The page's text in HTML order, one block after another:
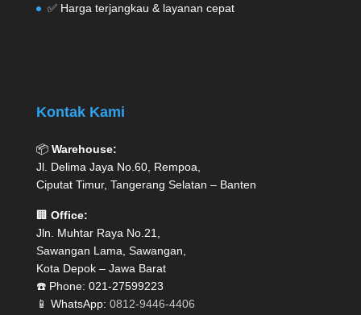
✅ Harga terjangkau & layanan cepat
Kontak Kami
📦 Warehouse:
Jl. Delima Jaya No.60, Rempoa,
Ciputat Timur, Tangerang Selatan – Banten
🏢 Office:
Jln. Muhtar Raya No.21,
Sawangan Lama, Sawangan,
Kota Depok – Jawa Barat
☎️ Phone: 021-27599223
📱 WhatsApp: 0812-9446-4406